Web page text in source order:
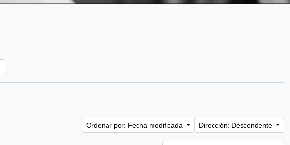
Ordenar por: Fecha modificada Dirección: Descendente